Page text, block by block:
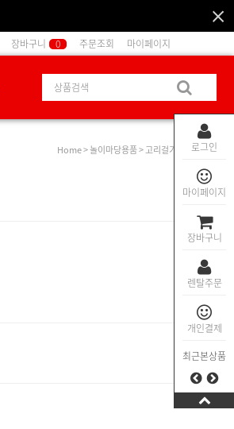
로그인
마이페이지
장바구니
렌탈주문
개인결제
최근본상품
장바구니 0 주문조회 마이페이지
Home>놀이마당용품> 고리걸기